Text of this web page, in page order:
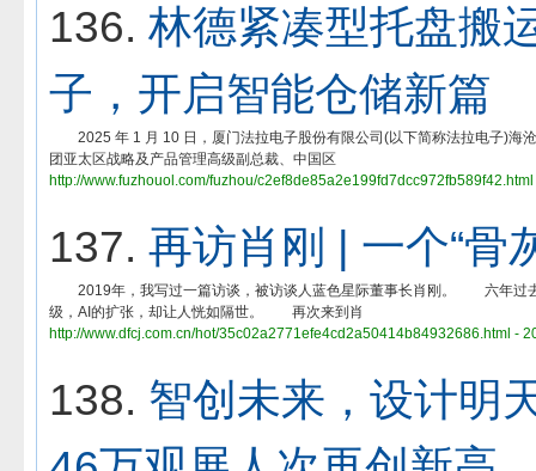
136. 林德紧凑型托盘搬
子，开启智能仓储新篇
2025 年 1 月 10 日，厦门法拉电子股份有限公司(以下简称法拉电子)海
团亚太区战略及产品管理高级副总裁、中国区
http://www.fuzhouol.com/fuzhou/
137. 再访肖刚 | 一个“骨
2019年，我写过一篇访谈，被访谈人蓝色星际董事长肖刚。 六年过去
级，AI的扩张，却让人恍如隔世。 再次来到肖
http://www.dfcj.com.cn/hot/35c02a2771efe4cd2a50414b84932686.html -
138. 智创未来，设计明